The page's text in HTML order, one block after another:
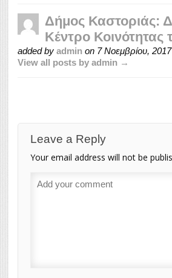
Δήμος Καστοριάς:
Κέντρο Κοινότητας
added by admin on 7 Νοεμβρίου, 2017
View all posts by admin →
Leave a Reply
Your email address will not be